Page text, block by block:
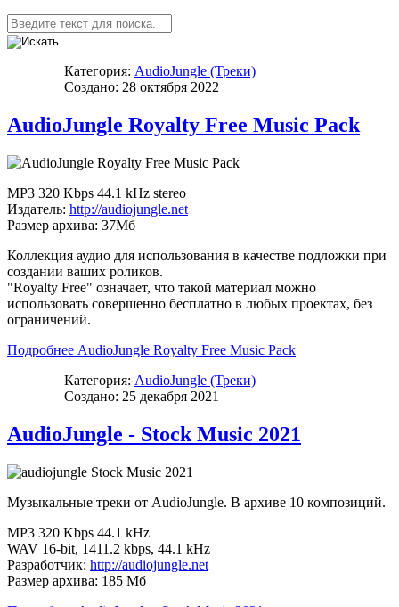
Категория: AudioJungle (Треки)
Создано: 28 октября 2022
AudioJungle Royalty Free Music Pack
MP3 320 Kbps 44.1 kHz stereo
Издатель: http://audiojungle.net
Размер архива: 37Мб
Коллекция аудио для использования в качестве подложки при
создании ваших роликов.
"Royalty Free" означает, что такой материал можно
использовать совершенно бесплатно в любых проектах, без
ограничений.
Подробнее AudioJungle Royalty Free Music Pack
Категория: AudioJungle (Треки)
Создано: 25 декабря 2021
AudioJungle - Stock Music 2021
Музыкальные треки от AudioJungle. В архиве 10 композиций.
MP3 320 Kbps 44.1 kHz
WAV 16-bit, 1411.2 kbps, 44.1 kHz
Разработчик: http://audiojungle.net
Размер архива: 185 Мб